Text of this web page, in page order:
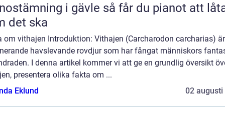
i gävle så får du pianot att låta
det ska
om vithajen Introduktion: Vithajen (Carcharodon carcharias)
havslevande rovdjur som har fångat människors
I denna artikel kommer vi att ge en grundlig översikt
presentera olika fakta om ...
Eklund
02 augusti